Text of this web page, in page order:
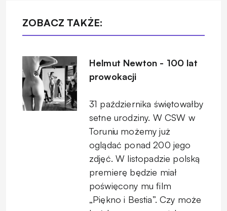
ZOBACZ TAKŻE:
Helmut Newton - 100 lat
prowokacji
31 października świętowałby
setne urodziny. W CSW w
Toruniu możemy już
oglądać ponad 200 jego
zdjęć. W listopadzie polską
premierę będzie miał
poświęcony mu film
„Piękno i Bestia”. Czy może